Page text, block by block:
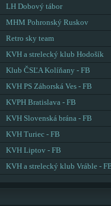
LH Dobový tábor
MHM Pohronský Ruskov
Retro sky team
KVH a strelecký klub Hodošík
Klub ČSĽA Kolíňany - FB
KVH PS Záhorská Ves - FB
KVPH Bratislava - FB
KVH Slovenská brána - FB
KVH Turiec - FB
KVH Liptov - FB
KVH a strelecký klub Vráble -